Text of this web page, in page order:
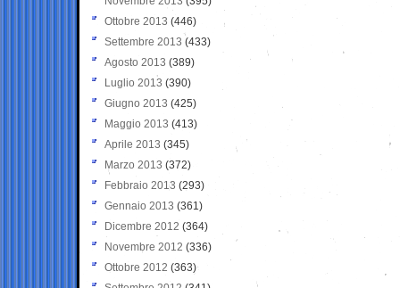
Ottobre 2013 (446)
Settembre 2013 (433)
Agosto 2013 (389)
Luglio 2013 (390)
Giugno 2013 (425)
Maggio 2013 (413)
Aprile 2013 (345)
Marzo 2013 (372)
Febbraio 2013 (293)
Gennaio 2013 (361)
Dicembre 2012 (364)
Novembre 2012 (336)
Ottobre 2012 (363)